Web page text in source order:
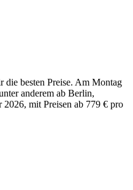
die besten Preise. Am Montag
anderem ab Berlin,
mit Preisen ab 779 € pro